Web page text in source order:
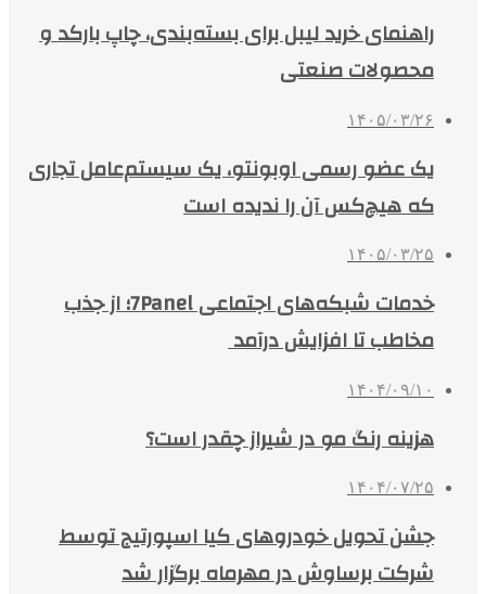
راهنمای خرید لیبل برای بسته‌بندی، چاپ بارکد و
محصولات صنعتی
۱۴۰۵/۰۳/۲۶
یک عضو رسمی اوبونتو، یک سیستم‌عامل تجاری
که هیچ‌کس آن را ندیده است
۱۴۰۵/۰۳/۲۵
خدمات شبکه‌های اجتماعی 7Panel؛ از جذب
مخاطب تا افزایش درآمد
۱۴۰۴/۰۹/۱۰
هزینه رنگ مو در شیراز چقدر است؟
۱۴۰۴/۰۷/۲۵
جشن تحویل خودروهای کیا اسپورتیج توسط
شرکت برساوش در مهرماه برگزار شد